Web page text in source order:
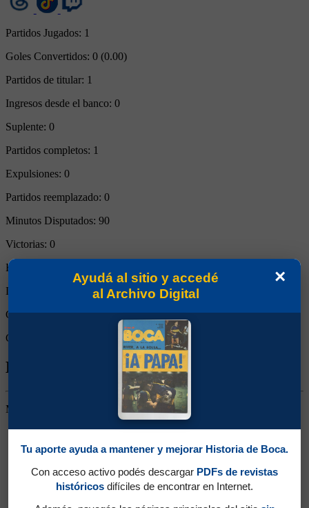
Partidos Jugados: 1
Goles Convertidos: 0 (0.00)
Partidos de titular: 1
Ingresos desde el banco: 0
Suplente: 0
Partidos completos: 1
Expulsiones: 0
Partidos reemplazado: 0
Minutos Disputados: 90
Victorias: 0
Empates:
Derrotas:
Goles de Boca:0
Goles rivales:
Biografía de L. Velázquez
Medio Izquierdo. Jugó un solo partido.
×
Ayudá al sitio y accedé
al Archivo Digital
Tu aporte ayuda a mantener y mejorar Historia de Boca.
Con acceso activo podés descargar PDFs de revistas
históricos difíciles de encontrar en Internet.